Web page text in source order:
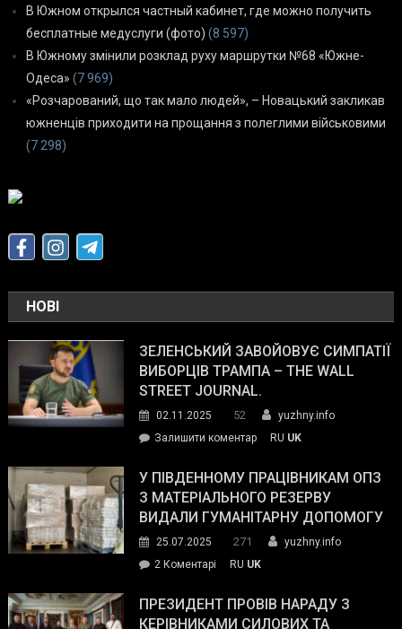
В Южном открылся частный кабинет, где можно получить
бесплатные медуслуги (фото) (8 597)
В Южному змінили розклад руху маршрутки №68 «Южне-
Одеса» (7 969)
«Розчарований, що так мало людей», – Новацький закликав
южненців приходити на прощання з полеглими військовими
(7 298)
НОВІ
ЗЕЛЕНСЬКИЙ ЗАВОЙОВУЄ СИМПАТІЇ
ВИБОРЦІВ ТРАМПА – THE WALL
STREET JOURNAL.
02.11.2025 52
yuzhny.info
Залишити коментарon
завойовує
симпатії
виборців
The
Street
Journal.
RU UK
У ПІВДЕННОМУ ПРАЦІВНИКАМ ОПЗ
З МАТЕРІАЛЬНОГО РЕЗЕРВУ
ВИДАЛИ ГУМАНІТАРНУ ДОПОМОГУ
25.07.2025 271
yuzhny.info
2 Коментарі
Південному
працівникам
RU UK
ПРЕЗИДЕНТ ПРОВІВ НАРАДУ З
КЕРІВНИКАМИ СИЛОВИХ ТА